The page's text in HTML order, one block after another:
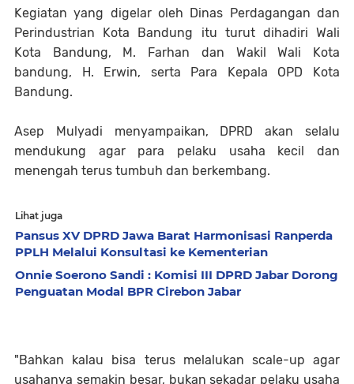
Kegiatan yang digelar oleh Dinas Perdagangan dan
Perindustrian Kota Bandung itu turut dihadiri Wali
Kota Bandung, M. Farhan dan Wakil Wali Kota
bandung, H. Erwin, serta Para Kepala OPD Kota
Bandung.
Asep Mulyadi menyampaikan, DPRD akan selalu
mendukung agar para pelaku usaha kecil dan
menengah terus tumbuh dan berkembang.
Lihat juga
Pansus XV DPRD Jawa Barat Harmonisasi Ranperda
PPLH Melalui Konsultasi ke Kementerian
Onnie Soerono Sandi : Komisi III DPRD Jabar Dorong
Penguatan Modal BPR Cirebon Jabar
"Bahkan kalau bisa terus melalukan scale-up agar
usahanya semakin besar, bukan sekadar pelaku usaha